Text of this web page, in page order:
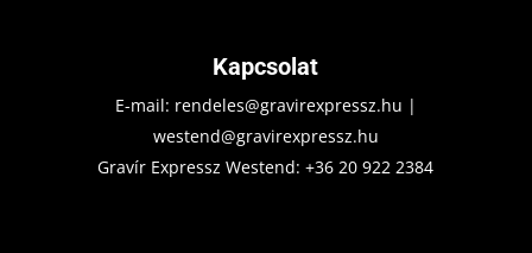
Kapcsolat
E-mail: rendeles@gravirexpressz.hu |
westend@gravirexpressz.hu
Gravír Expressz Westend:+36 20 922 2384